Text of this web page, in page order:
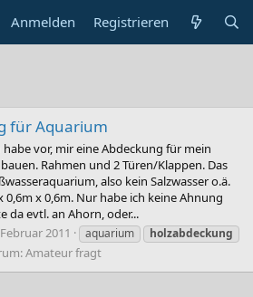
Anmelden Registrieren
für Aquarium
habe vor, mir eine Abdeckung für mein
Rahmen und 2 Türen/Klappen. Das
also kein Salzwasser o.ä.
0,6m x 0,6m. Nur habe ich keine Ahnung
da evtl. an Ahorn, oder...
2011 aquarium holzabdeckung
Amateur fragt